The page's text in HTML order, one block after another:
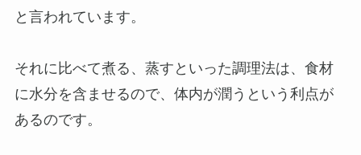
と言われています。
それに比べて煮る、蒸すといった調理法は、食材
に水分を含ませるので、体内が潤うという利点が
あるのです。